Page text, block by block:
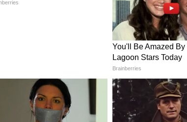
हो।
को गर्मी से राहत मिलेगी, लेकिन मौसम विभाग ने
रहेंगे। ऐसे में प्रशासन भी अलर्ट मोड पर है